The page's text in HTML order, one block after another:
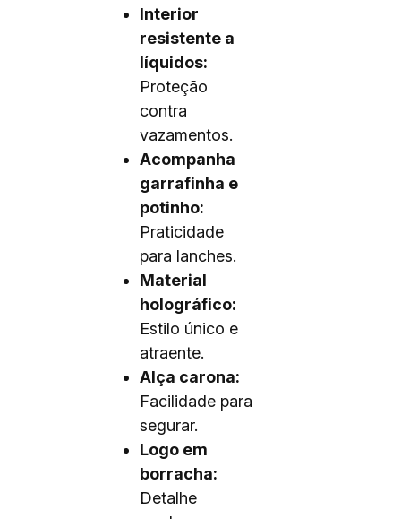
Interior
resistente a
líquidos:
Proteção
contra
vazamentos.
Acompanha
garrafinha e
potinho:
Praticidade
para lanches.
Material
holográfico:
Estilo único e
atraente.
Alça carona:
Facilidade para
segurar.
Logo em
borracha:
Detalhe